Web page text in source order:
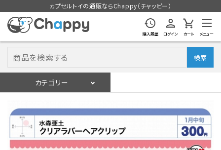
カプセルトイの通販ならChappy（チャッピー）
購入履歴 ログイン カート メニュー
検索
カテゴリー
ログイン 会員登録
入荷スケジュールをチェック